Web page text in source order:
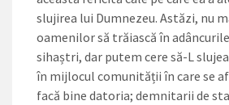
slujirea lui Dumnezeu. Astăzi, nu
oamenilor să trăiască în
sihaștri, dar putem cere să-L
în mijlocul comunității în care se
facă bine datoria; demnitarii de